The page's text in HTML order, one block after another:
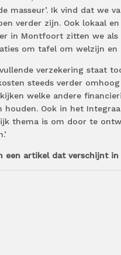
masseur’. Ik vind dat we
verder zijn. Ook lokaal
in Montfoort zitten we
om tafel om welzijn en
verzekering staat
steeds verder
welke andere
Ook in het
thema is om door te
artikel dat verschijnt in